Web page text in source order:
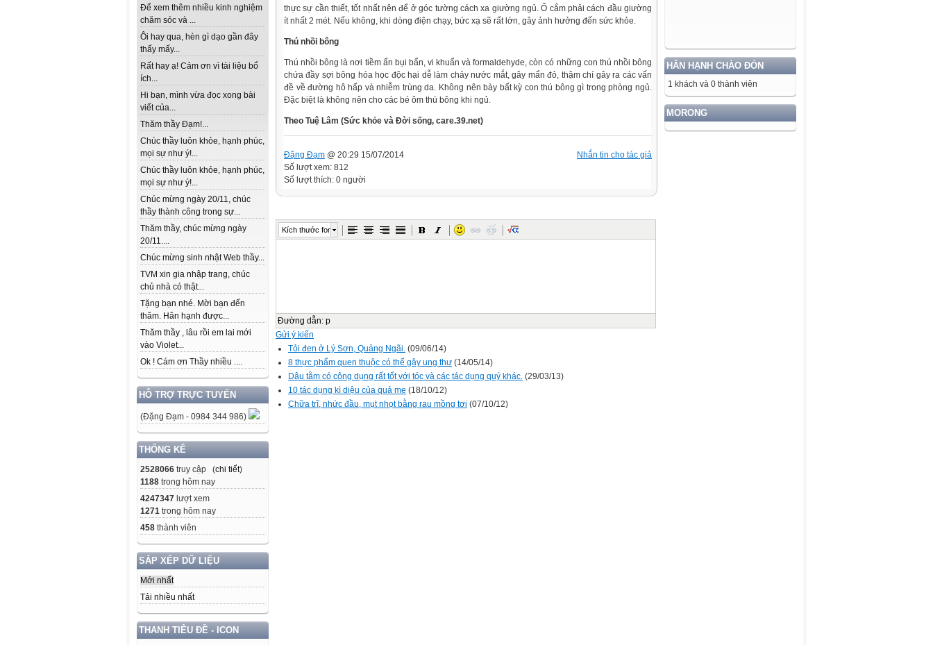
Để xem thêm nhiều kinh nghiệm
chăm sóc và ...
Ôi hay qua, hèn gì dạo gần đây
thấy mấy...
Rất hay ạ! Cảm ơn vì tài liệu bổ
ích...
Hi bạn, mình vừa đọc xong bài
viết của...
Thăm thầy Đạm!...
Chúc thầy luôn khỏe, hạnh phúc,
mọi sự như ý!...
Chúc thầy luôn khỏe, hạnh phúc,
mọi sự như ý!...
Chúc mừng ngày 20/11, chúc
thầy thành công trong sự...
Thăm thầy, chúc mừng ngày
20/11....
Chúc mừng sinh nhật Web thầy...
TVM xin gia nhập trang, chúc
chủ nhà có thật...
Tặng bạn nhé. Mời bạn đến
thăm. Hân hạnh được...
Thăm thầy , lâu rồi em lai mới
vào Violet...
Ok ! Cám ơn Thầy nhiều ....
HỖ TRỢ TRỰC TUYẾN
(Đặng Đạm - 0984 344 986)
THỐNG KÊ
2528066 truy cập (chi tiết)
1188 trong hôm nay
4247347 lượt xem
1271 trong hôm nay
458 thành viên
SẮP XẾP DỮ LIỆU
Mới nhất
Tải nhiều nhất
THANH TIÊU ĐỀ - ICON
HÂN HẠNH CHÀO ĐÓN
1 khách và 0 thành viên
MORONG
thực sự cần thiết, tốt nhất nên để ở góc tường cách xa giường ngủ. Ổ cắm phải cách đầu giường
ít nhất 2 mét. Nếu không, khi dòng điện chạy, bức xạ sẽ rất lớn, gây ảnh hưởng đến sức khỏe.
Thú nhồi bông
Thú nhồi bông là nơi tiềm ẩn bụi bẩn, vi khuẩn và formaldehyde, còn có những con thú nhồi bông
chứa đầy sợi bông hóa học độc hại dễ làm chảy nước mắt, gây mẩn đỏ, thậm chí gây ra các vấn
đề về đường hô hấp và nhiễm trùng da. Không nên bày bất kỳ con thú bông gì trong phòng ngủ.
Đặc biệt là không nên cho các bé ôm thú bông khi ngủ.
Theo Tuệ Lâm (Sức khỏe và Đời sống, care.39.net)
Nhắn tin cho tác giả
Đặng Đạm @ 20:29 15/07/2014
Số lượt xem: 812
Số lượt thích: 0 người
Kích thước font
Đường dẫn: p
Gửi ý kiến
Tỏi đen ở Lý Sơn, Quảng Ngãi. (09/06/14)
8 thực phẩm quen thuộc có thể gây ung thư (14/05/14)
Dâu tằm có công dụng rất tốt với tóc và các tác dụng quý khác. (29/03/13)
10 tác dụng kì diệu của quả me (18/10/12)
Chữa trĩ, nhức đầu, mụt nhọt bằng rau mồng tơi (07/10/12)